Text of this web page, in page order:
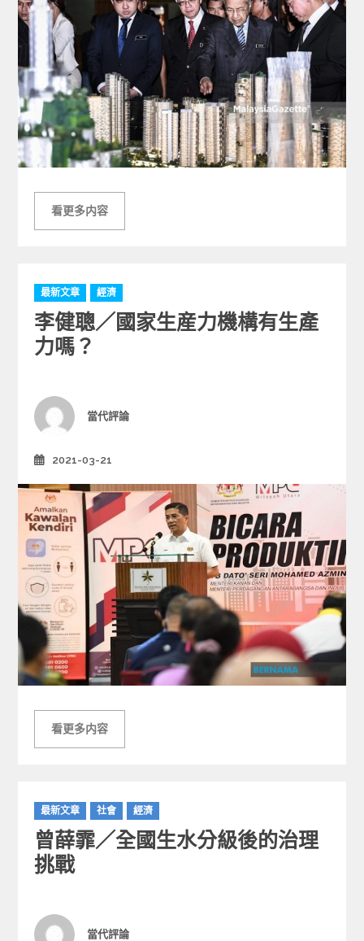
看更多内容
C
a
t
e
g
i
e
最新文章 經濟
李健聰／國家生産力機構有生產
力嗎？
Author
當代評論
2021-03-21
看更多内容
C
a
t
e
g
i
最新文章 社會 經濟
曾薛霏／全國生水分級後的治理
挑戰
Author
當代評論